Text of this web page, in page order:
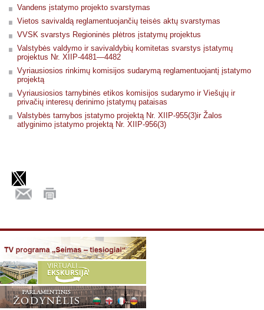
Vandens įstatymo projekto svarstymas
Vietos savivaldą reglamentuojančių teisės aktų svarstymas
VVSK svarstys Regioninės plėtros įstatymų projektus
Valstybės valdymo ir savivaldybių komitetas svarstys įstatymų
projektus Nr. XIIP-4481—4482
Vyriausiosios rinkimų komisijos sudarymą reglamentuojantį įstatymo
projektą
Vyriausiosios tarnybinės etikos komisijos sudarymo ir Viešųjų ir
privačių interesų derinimo įstatymų pataisas
Valstybės tarnybos įstatymo projektą Nr. XIIP-955(3)ir Žalos
atlyginimo įstatymo projektą Nr. XIIP-956(3)